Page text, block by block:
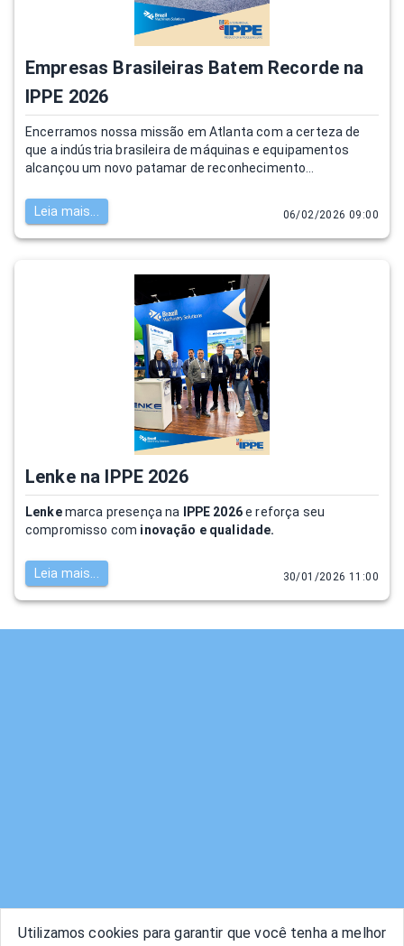
Empresas Brasileiras Batem Recorde na
IPPE 2026
Encerramos nossa missão em Atlanta com a certeza de
que a indústria brasileira de máquinas e equipamentos
alcançou um novo patamar de reconhecimento
Leia mais...
06/02/2026 09:00
Lenke na IPPE 2026
Lenkemarca presença na IPPE 2026e reforça seu
compromisso com inovação e qualidade.
Leia mais... 30/01/2026 11:00
Utilizamos cookies para garantir que você tenha a melhor